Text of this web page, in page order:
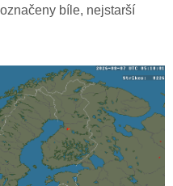
bíle, nejstarší